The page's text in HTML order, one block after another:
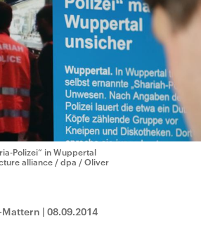
Polizei“ in Wuppertal
alliance / dpa / Oliver
Mattern | 08.09.2014